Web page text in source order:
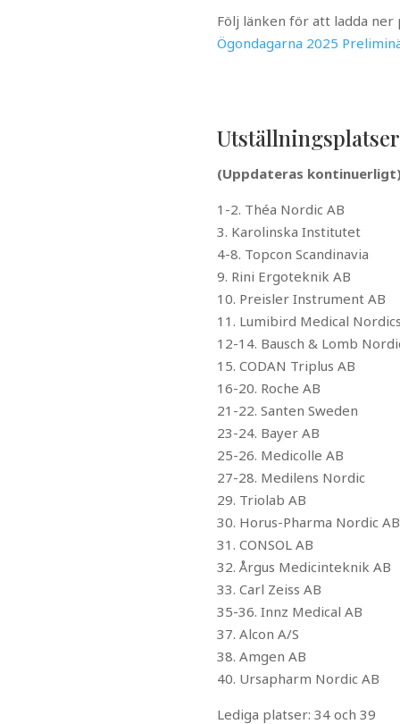
Följ länken för att ladda
Ögondagarna 2025
Utställningsplatser
(Uppdateras
1-2. Théa Nordic AB
3. Karolinska Institutet
4-8. Topcon Scandinavia
9. Rini Ergoteknik AB
10. Preisler Instrument AB
11. Lumibird Medical
12-14. Bausch & Lomb
15. CODAN Triplus AB
16-20. Roche AB
21-22. Santen Sweden
23-24. Bayer AB
25-26. Medicolle AB
27-28. Medilens Nordic
29. Triolab AB
30. Horus-Pharma Nordic AB
31. CONSOL AB
32. Årgus Medicinteknik AB
33. Carl Zeiss AB
35-36. Innz Medical AB
37. Alcon A/S
38. Amgen AB
40. Ursapharm Nordic AB
Lediga platser: 34 och 39